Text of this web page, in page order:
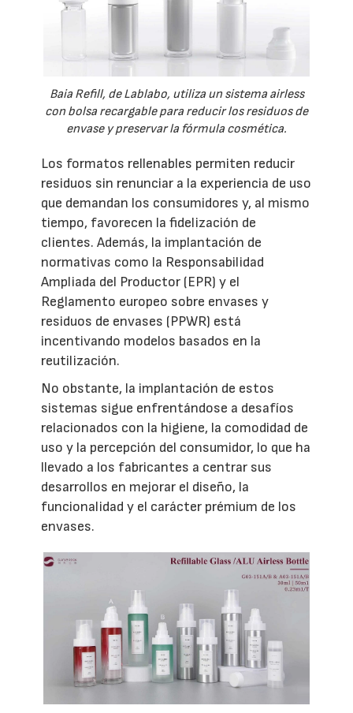
Baia Refill, de Lablabo, utiliza un sistema airless
con bolsa recargable para reducir los residuos de
envase y preservar la fórmula cosmética.
Los formatos rellenables permiten reducir
residuos sin renunciar a la experiencia de uso
que demandan los consumidores y, al mismo
tiempo, favorecen la fidelización de
clientes. Además, la implantación de
normativas como la Responsabilidad
Ampliada del Productor (EPR) y el
Reglamento europeo sobre envases y
residuos de envases (PPWR) está
incentivando modelos basados en la
reutilización.
No obstante, la implantación de estos
sistemas sigue enfrentándose a desafíos
relacionados con la higiene, la comodidad de
uso y la percepción del consumidor, lo que ha
llevado a los fabricantes a centrar sus
desarrollos en mejorar el diseño, la
funcionalidad y el carácter prémium de los
envases.